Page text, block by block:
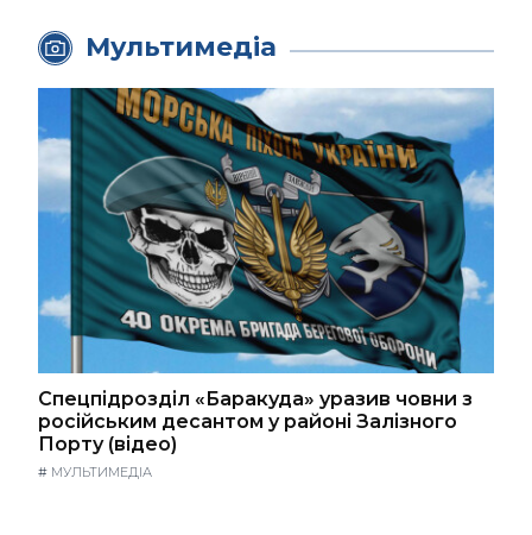
Мультимедіа
Спецпідрозділ «Баракуда» уразив човни з
російським десантом у районі Залізного
Порту (відео)
# МУЛЬТИМЕДІА